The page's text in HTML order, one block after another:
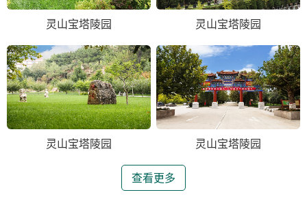
灵山宝塔陵园 灵山宝塔陵园
灵山宝塔陵园 灵山宝塔陵园
查看更多